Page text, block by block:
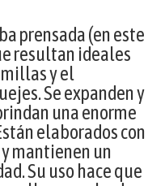
prensada (en este
resultan ideales
y el
Se expanden y
una enorme
elaborados con
mantienen un
Su uso hace que